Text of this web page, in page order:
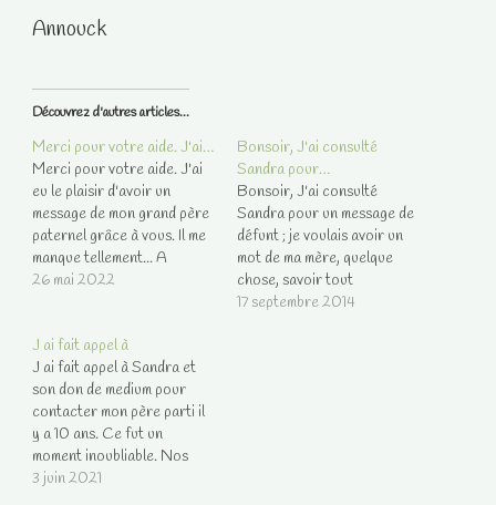
Annouck
Découvrez d'autres articles...
Merci pour votre aide. J'ai…
Merci pour votre aide. J'ai
eu le plaisir d'avoir un
message de mon grand père
paternel grâce à vous. Il me
manque tellement... A
bientôt.
26 mai 2022
Bonsoir, J'ai consulté
Sandra pour…
Bonsoir, J'ai consulté
Sandra pour un message de
défunt ; je voulais avoir un
mot de ma mère, quelque
chose, savoir tout
simplement si elle allait bien.
17 septembre 2014
J ai fait appel à
J ai fait appel à Sandra et
son don de medium pour
contacter mon père parti il
y a 10 ans. Ce fut un
moment inoubliable. Nos
échanges ont été précis et
3 juin 2021